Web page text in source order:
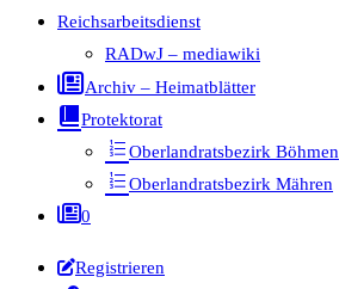
Reichsarbeitsdienst
RADwJ – mediawiki
Archiv – Heimatblätter
Protektorat
Oberlandratsbezirk Böhmen
Oberlandratsbezirk Mähren
0
Registrieren